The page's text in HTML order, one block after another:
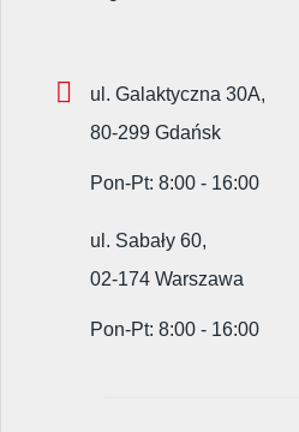
ul. Galaktyczna 30A,
80-299 Gdańsk
Pon-Pt: 8:00 - 16:00
ul. Sabały 60,
02-174 Warszawa
Pon-Pt: 8:00 - 16:00